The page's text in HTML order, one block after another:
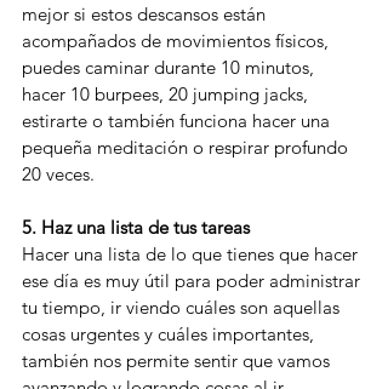
mejor si estos descansos están
acompañados de movimientos físicos,
puedes caminar durante 10 minutos,
hacer 10 burpees, 20 jumping jacks,
estirarte o también funciona hacer una
pequeña meditación o respirar profundo
20 veces.
5. Haz una lista de tus tareas
Hacer una lista de lo que tienes que hacer
ese día es muy útil para poder administrar
tu tiempo, ir viendo cuáles son aquellas
cosas urgentes y cuáles importantes,
también nos permite sentir que vamos